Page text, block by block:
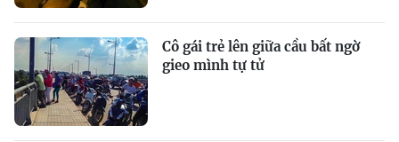
Cô gái trẻ lên giữa cầu bất ngờ
gieo mình tự tử